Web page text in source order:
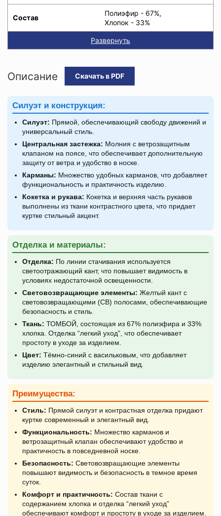
Состав
Полиэфир - 67%,
Хлопок - 33%
Развернуть
Описание Скачать в PDF
Силуэт и конструкция:
Силуэт: Прямой, обеспечивающий свободу движений и
универсальный стиль.
Центральная застежка: Молния с ветрозащитным
клапаном на поясе, что обеспечивает дополнительную
защиту от ветра и удобство в носке.
Карманы: Множество удобных карманов, что добавляет
функциональность и практичность изделию.
Кокетка и рукава: Кокетка и верхняя часть рукавов
выполнены из ткани контрастного цвета, что придает
куртке стильный акцент.
Отделка и материалы:
Отделка: По линии стачивания используется
светоотражающий кант, что повышает видимость в
условиях недостаточной освещенности.
Световозвращающие элементы: Желтый кант с
световозвращающими (СВ) полосами, обеспечивающие
безопасность и стиль.
Ткань: ТОМБОЙ, состоящая из 67% полиэфира и 33%
хлопка. Отделка “легкий уход”, что обеспечивает
простоту в уходе за изделием.
Цвет: Тёмно-синий с васильковым, что добавляет
изделию элегантный и стильный вид.
Преимущества:
Стиль: Прямой силуэт и контрастная отделка придают
куртке современный и элегантный вид.
Функциональность: Множество карманов и
ветрозащитный клапан обеспечивают удобство и
практичность в повседневной носке.
Безопасность: Световозвращающие элементы
повышают видимость и безопасность в темное время
суток.
Комфорт и практичность: Состав ткани с
содержанием хлопка и отделка “легкий уход”
обеспечивают комфорт и простоту в уходе за изделием.